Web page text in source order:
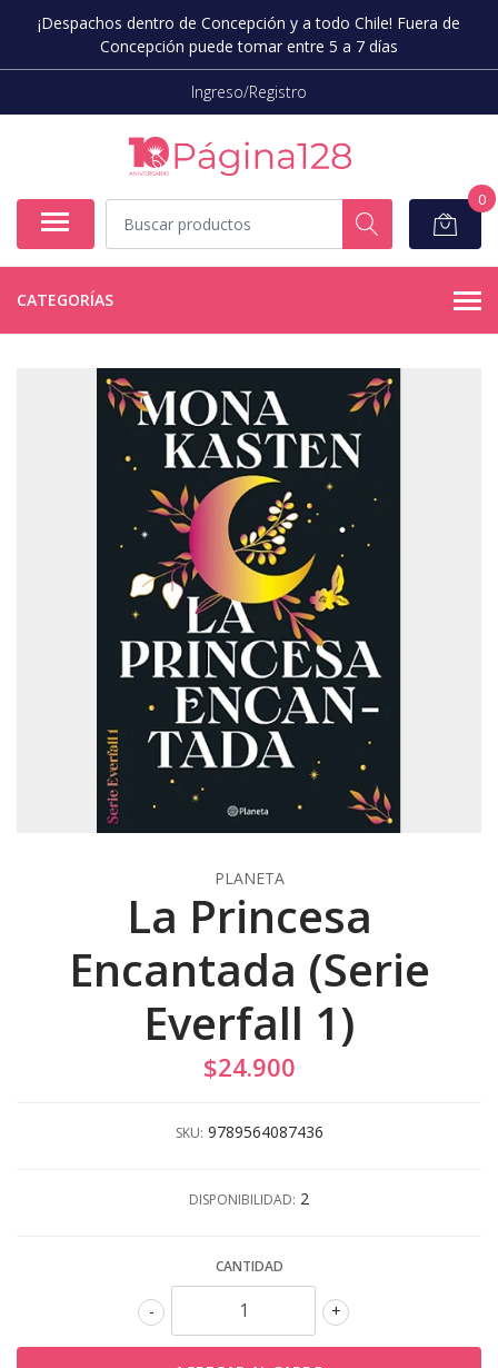
¡Despachos dentro de Concepción y a todo Chile! Fuera de
Concepción puede tomar entre 5 a 7 días
Ingreso/Registro
0
CATEGORÍAS
PLANETA
La Princesa
Encantada (Serie
Everfall 1)
$24.900
SKU: 9789564087436
DISPONIBILIDAD: 2
CANTIDAD
+
-